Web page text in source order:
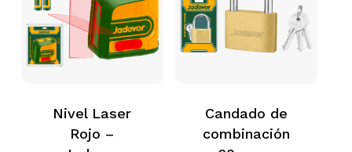
Nivel Laser
Rojo –
Candado de
combinación